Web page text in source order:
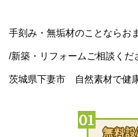
手刻み・無垢材のことならお
/新築・リフォームご相談くだ
茨城県下妻市 自然素材で